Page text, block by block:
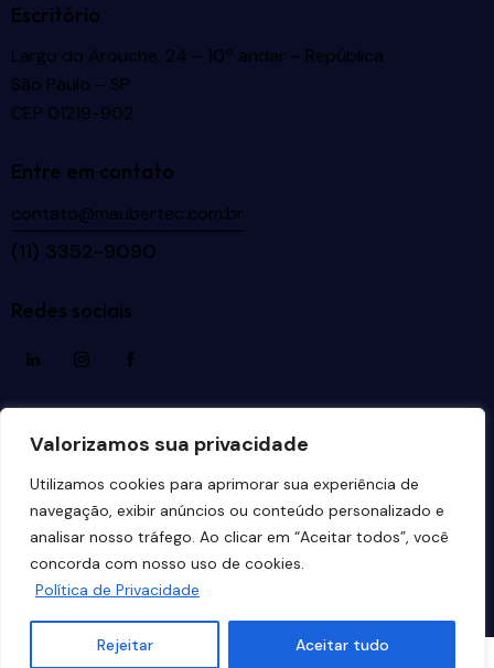
Valorizamos sua privacidade
Utilizamos cookies para aprimorar sua experiência de
navegação, exibir anúncios ou conteúdo personalizado e
analisar nosso tráfego. Ao clicar em “Aceitar todos”, você
concorda com nosso uso de cookies.
Política de Privacidade
Rejeitar Aceitar tudo
Escritório
Largo do Arouche, 24 – 10º andar – República
São Paulo – SP
CEP 01219-902
Entre em contato
contato@maubertec.com.br
(11) 3352-9090
Redes sociais
Maubertec Tecnologia em Engenharia
os direitos reservados. Desenvolvido por